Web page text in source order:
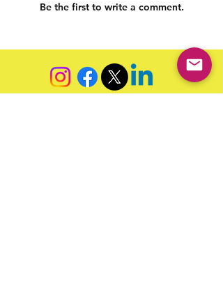
Be the first to write a comment.